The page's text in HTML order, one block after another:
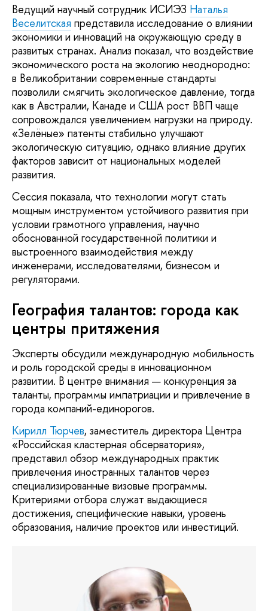
Ведущий научный сотрудник ИСИЭЗ Наталья
Веселитская представила исследование о влиянии
экономики и инноваций на окружающую среду в
развитых странах. Анализ показал, что воздействие
экономического роста на экологию неоднородно:
в Великобритании современные стандарты
позволили смягчить экологическое давление, тогда
как в Австралии, Канаде и США рост ВВП чаще
сопровождался увеличением нагрузки на природу.
«Зелёные» патенты стабильно улучшают
экологическую ситуацию, однако влияние других
факторов зависит от национальных моделей
развития.
Сессия показала, что технологии могут стать
мощным инструментом устойчивого развития при
условии грамотного управления, научно
обоснованной государственной политики и
выстроенного взаимодействия между
инженерами, исследователями, бизнесом и
регуляторами.
География талантов: города как
центры притяжения
Эксперты обсудили международную мобильность
и роль городской среды в инновационном
развитии. В центре внимания — конкуренция за
таланты, программы импатриации и привлечение в
города компаний-единорогов.
Кирилл Тюрчев, заместитель директора Центра
«Российская кластерная обсерватория»,
представил обзор международных практик
привлечения иностранных талантов через
специализированные визовые программы.
Критериями отбора служат выдающиеся
достижения, специфические навыки, уровень
образования, наличие проектов или инвестиций.